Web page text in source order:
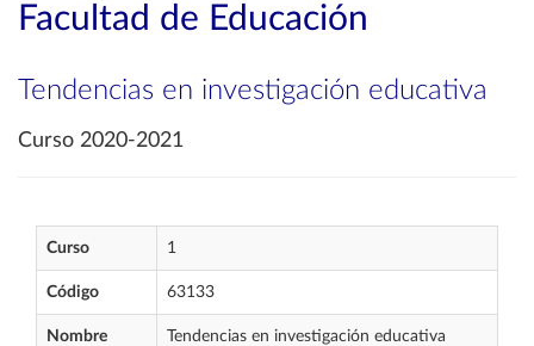
Facultad de Educación
Tendencias en investigación educativa
Curso 2020-2021
Curso 1
Código 63133
Nombre Tendencias en investigación educativa